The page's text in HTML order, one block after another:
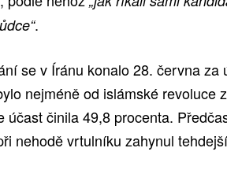
.
se v Íránu konalo 28. června za
nejméně od islámské revoluce
účast činila 49,8 procenta.
nehodě vrtulníku zahynul